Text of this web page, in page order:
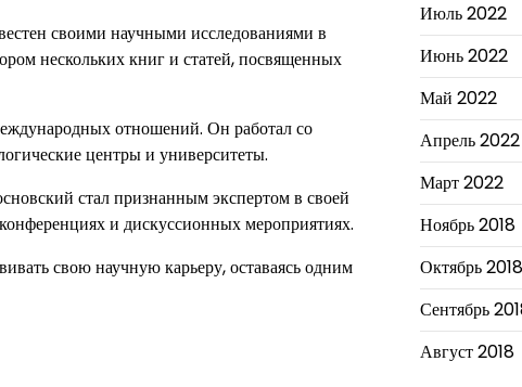
своими научными исследованиями в
нескольких книг и статей, посвященных
отношений. Он работал со
центры и университеты.
стал признанным экспертом в своей
и дискуссионных мероприятиях.
свою научную карьеру, оставаясь одним
Июль 2022
Июнь 2022
Май 2022
Апрель 2022
Март 2022
Ноябрь 2018
Октябрь 2018
Сентябрь
Август 2018